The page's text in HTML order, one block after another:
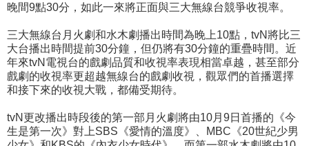
晚間9點30分，如此一來將正面與三大無線台競爭收視率。
三大無線台月火劇和水木劇播出時間為晚上10點，tvN將比三
大台播出時間提前30分鐘，但仍將有30分鐘的重疊時間。近
年來tvN電視台的戲劇品質和收視率表現相當卓越，甚至部分
戲劇的收視率更超越無線台的戲劇收視，觀眾們的首播選擇
和接下來的收視大戰，都備受期待。
tvN更改播出時段後的第一部月火劇將由10月9日首播的《今
生是第一次》對上SBS《愛情的溫度》、MBC《20世紀少男